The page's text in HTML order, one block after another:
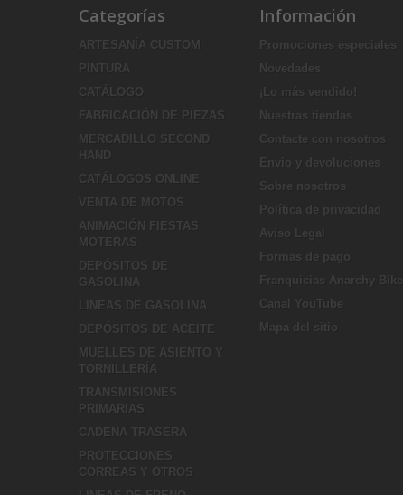
Categorías
ARTESANÍA CUSTOM
PINTURA
CATÁLOGO
FABRICACIÓN DE PIEZAS
MERCADILLO SECOND
HAND
CATÁLOGOS ONLINE
VENTA DE MOTOS
ANIMACIÓN FIESTAS
MOTERAS
DEPÓSITOS DE
GASOLINA
LINEAS DE GASOLINA
DEPÓSITOS DE ACEITE
MUELLES DE ASIENTO Y
TORNILLERÍA
TRANSMISIONES
PRIMARIAS
CADENA TRASERA
PROTECCIONES
CORREAS Y OTROS
Información
Promociones especiales
Novedades
¡Lo más vendido!
Nuestras tiendas
Contacte con nosotros
Envío y devoluciones
Sobre nosotros
Política de privacidad
Aviso Legal
Formas de pago
Franquicias Anarchy Biker
Canal YouTube
Mapa del sitio